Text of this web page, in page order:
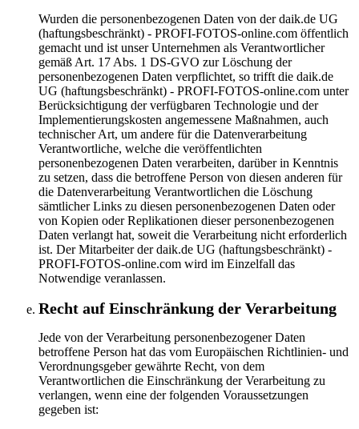
Wurden die personenbezogenen Daten von der daik.de UG
(haftungsbeschränkt) - PROFI-FOTOS-online.com öffentlich
gemacht und ist unser Unternehmen als Verantwortlicher
gemäß Art. 17 Abs. 1 DS-GVO zur Löschung der
personenbezogenen Daten verpflichtet, so trifft die daik.de
UG (haftungsbeschränkt) - PROFI-FOTOS-online.com unter
Berücksichtigung der verfügbaren Technologie und der
Implementierungskosten angemessene Maßnahmen, auch
technischer Art, um andere für die Datenverarbeitung
Verantwortliche, welche die veröffentlichten
personenbezogenen Daten verarbeiten, darüber in Kenntnis
zu setzen, dass die betroffene Person von diesen anderen für
die Datenverarbeitung Verantwortlichen die Löschung
sämtlicher Links zu diesen personenbezogenen Daten oder
von Kopien oder Replikationen dieser personenbezogenen
Daten verlangt hat, soweit die Verarbeitung nicht erforderlich
ist. Der Mitarbeiter der daik.de UG (haftungsbeschränkt) -
PROFI-FOTOS-online.com wird im Einzelfall das
Notwendige veranlassen.
Recht auf Einschränkung der Verarbeitung
Jede von der Verarbeitung personenbezogener Daten
betroffene Person hat das vom Europäischen Richtlinien- und
Verordnungsgeber gewährte Recht, von dem
Verantwortlichen die Einschränkung der Verarbeitung zu
verlangen, wenn eine der folgenden Voraussetzungen
gegeben ist: